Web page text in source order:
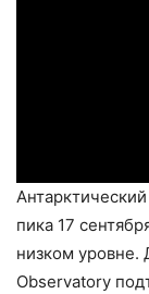
пика 17
низком уровне.
Observatory